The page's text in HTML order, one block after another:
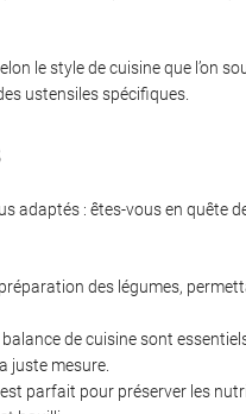
le style de cuisine que l’on
ustensiles spécifiques.
adaptés : êtes-vous en quête
des légumes,
de cuisine sont
juste mesure.
parfait pour préserver les